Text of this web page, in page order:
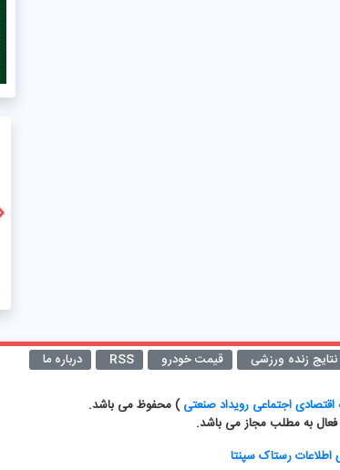
نتایج زنده ورزشی قیمت خودرو RSS
درباره ما
اقتصادی اجتماعی رویداد صنعتی) محفوظ می باشد.
فعال به مطلب مجاز می باشد.
رستاک سپنتا